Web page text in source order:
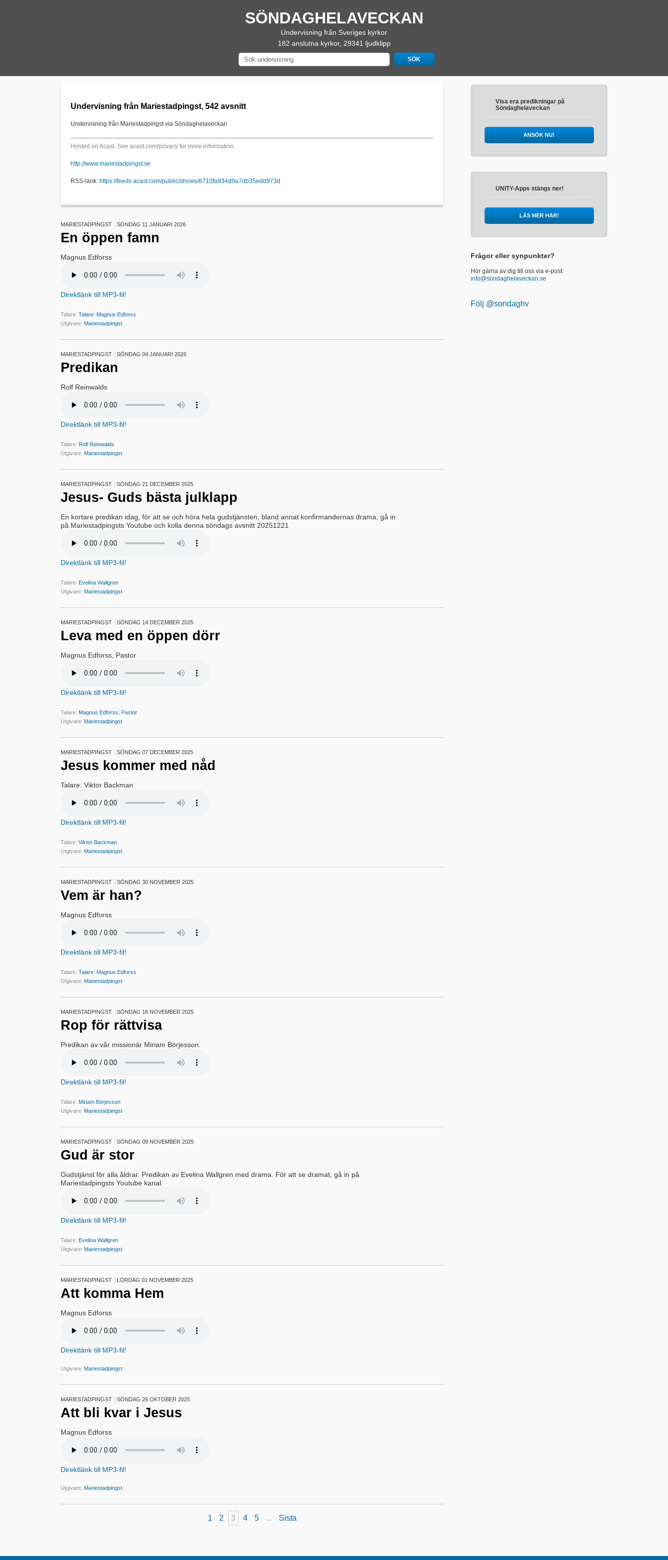
SÖNDAGHELAVECKAN
Undervisning från Sveriges kyrkor
182 anslutna kyrkor, 29341 ljudklipp
Undervisning från Mariestadpingst, 542 avsnitt
Undervisning från Mariestadpingst via Söndaghelaveckan
Hosted on Acast. See acast.com/privacy for more information.
http://www.mariestadpingst.se
RSS-länk: https://feeds.acast.com/public/shows/6710fa934d9a7db35edd973d
MARIESTADPINGST SÖNDAG 11 JANUARI 2026
En öppen famn
Magnus Edforss
Direktlänk till MP3-fil!
Talare: Talare: Magnus Edforss
Utgivare: Mariestadpingst
MARIESTADPINGST SÖNDAG 04 JANUARI 2026
Predikan
Rolf Reinwalds
Direktlänk till MP3-fil!
Talare: Rolf Reinwalds
Utgivare: Mariestadpingst
MARIESTADPINGST SÖNDAG 21 DECEMBER 2025
Jesus- Guds bästa julklapp
En kortare predikan idag, för att se och höra hela gudstjänsten, bland annat konfirmandernas drama, gå in
på Mariestadpingsts Youtube och kolla denna söndags avsnitt 20251221
Direktlänk till MP3-fil!
Talare: Evelina Wallgren
Utgivare: Mariestadpingst
MARIESTADPINGST SÖNDAG 14 DECEMBER 2025
Leva med en öppen dörr
Magnus Edforss, Pastor
Direktlänk till MP3-fil!
Talare: Magnus Edforss, Pastor
Utgivare: Mariestadpingst
MARIESTADPINGST SÖNDAG 07 DECEMBER 2025
Jesus kommer med nåd
Talare: Viktor Backman
Direktlänk till MP3-fil!
Talare: Viktor Backman
Utgivare: Mariestadpingst
MARIESTADPINGST SÖNDAG 30 NOVEMBER 2025
Vem är han?
Magnus Edforss
Direktlänk till MP3-fil!
Talare: Talare: Magnus Edforss
Utgivare: Mariestadpingst
MARIESTADPINGST SÖNDAG 16 NOVEMBER 2025
Rop för rättvisa
Predikan av vår missionär Miriam Börjesson.
Direktlänk till MP3-fil!
Talare: Miriam Börjesson
Utgivare: Mariestadpingst
MARIESTADPINGST SÖNDAG 09 NOVEMBER 2025
Gud är stor
Gudstjänst för alla åldrar. Predikan av Evelina Wallgren med drama. För att se dramat, gå in på
Mariestadpingsts Youtube kanal.
Direktlänk till MP3-fil!
Talare: Evelina Wallgren
Utgivare: Mariestadpingst
MARIESTADPINGST LÖRDAG 01 NOVEMBER 2025
Att komma Hem
Magnus Edforss
Direktlänk till MP3-fil!
Utgivare: Mariestadpingst
MARIESTADPINGST SÖNDAG 26 OKTOBER 2025
Att bli kvar i Jesus
Magnus Edforss
Direktlänk till MP3-fil!
Utgivare: Mariestadpingst
1 2 3 4 5 ... Sista
Visa era predikningar på
Söndaghelaveckan
ANSÖK NU!
UNITY-Apps stängs ner!
LÄS MER HÄR!
Frågor eller synpunkter?
Hör gärna av dig till oss via e-post:
info@sondaghelaveckan.se
Följ @sondaghv